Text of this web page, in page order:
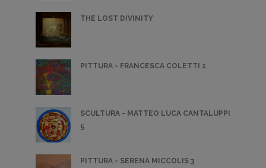
THE LOST DIVINITY
PITTURA - FRANCESCA COLETTI 1
SCULTURA - MATTEO LUCA CANTALUPPI
5
PITTURA - SERENA MICCOLIS 3